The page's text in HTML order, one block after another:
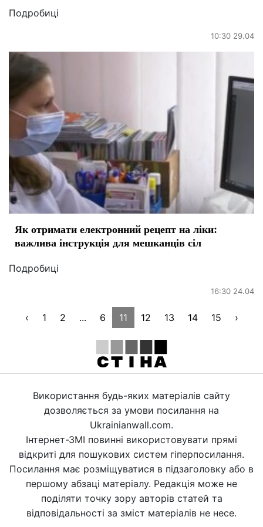
Подробиці
10:30 29.04
Як отримати електронний рецепт на ліки:
важлива інструкція для мешканців сіл
Подробиці
16:30 24.04
‹ 1 2 ... 6 11 12 13 14 15 ›
Використання будь-яких матеріалів сайту
дозволяється за умови посилання на
Ukrainianwall.com.
Інтернет-ЗМІ повинні використовувати прямі
відкриті для пошукових систем гіперпосилання.
Посилання має розміщуватися в підзаголовку або в
першому абзаці матеріалу. Редакція може не
поділяти точку зору авторів статей та
відповідальності за зміст матеріалів не несе.